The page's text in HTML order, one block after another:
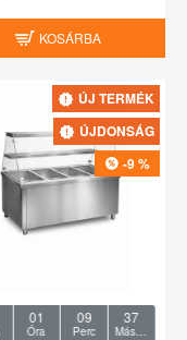
KOSÁRBA
ÚJ TERMÉK
ÚJDONSÁG
-9 %
01
Óra
09
Perc
36
Másodperc